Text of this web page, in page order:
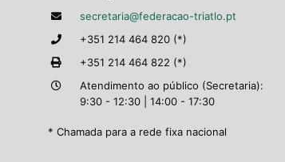
secretaria@federacao-triatlo.pt
+351 214 464 820 (*)
+351 214 464 822 (*)
Atendimento ao público (Secretaria):
9:30 - 12:30 | 14:00 - 17:30
* Chamada para a rede fixa nacional